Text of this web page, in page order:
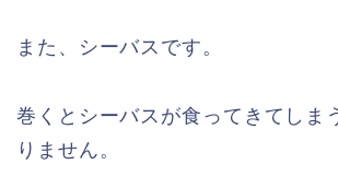
また、シーバスです。
巻くとシーバスが食ってきてしま
りません。